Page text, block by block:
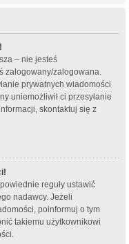
– nie jesteś
zalogowany/zalogowana.
prywatnych wiadomości
uniemożliwił ci przesyłanie
skontaktuj się z
reguły ustawić
nadawcy. Jeżeli
poinformuj o tym
takiemu użytkownikowi